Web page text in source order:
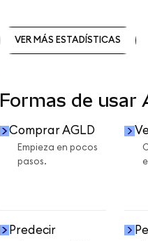
VER MÁS ESTADÍSTICAS
Formas de usar
Comprar AGLD
Empieza en pocos
pasos.
Predecir